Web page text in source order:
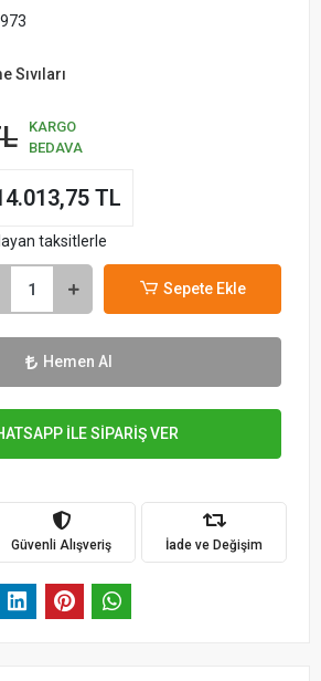
Sıvıları
KARGO
BEDAVA
TL
taksitlerle
Sepete Ekle
Hemen Al
İLE SİPARİŞ VER
Güvenli Alışveriş İade ve Değişim